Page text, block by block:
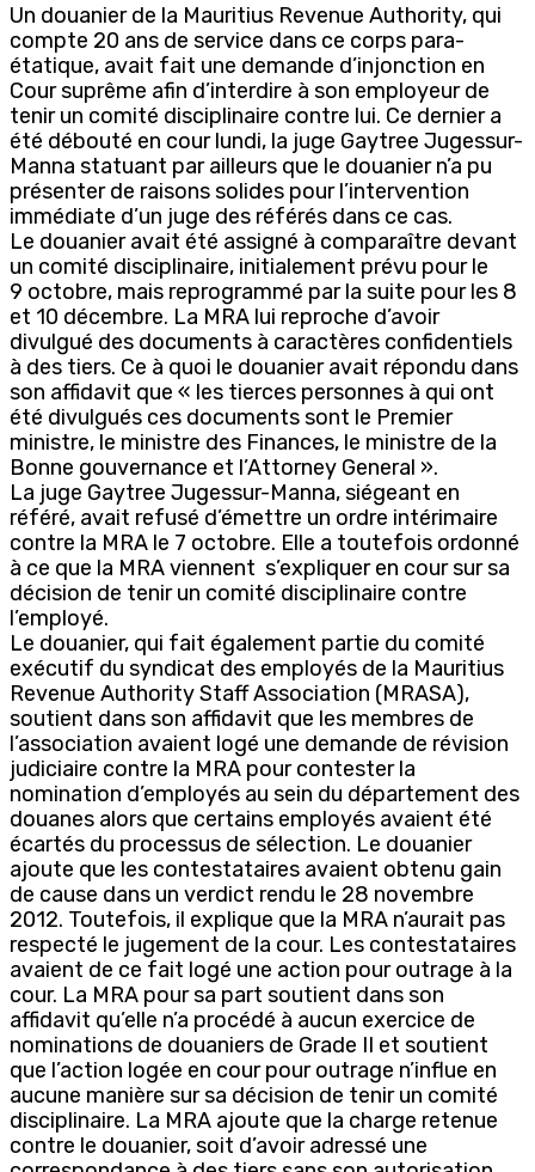
Un douanier de la Mauritius Revenue Authority, qui
compte 20 ans de service dans ce corps para-
étatique, avait fait une demande d’injonction en
Cour suprême afin d’interdire à son employeur de
tenir un comité disciplinaire contre lui. Ce dernier a
été débouté en cour lundi, la juge Gaytree Jugessur-
Manna statuant par ailleurs que le douanier n’a pu
présenter de raisons solides pour l’intervention
immédiate d’un juge des référés dans ce cas.
Le douanier avait été assigné à comparaître devant
un comité disciplinaire, initialement prévu pour le
9 octobre, mais reprogrammé par la suite pour les 8
et 10 décembre. La MRA lui reproche d’avoir
divulgué des documents à caractères confidentiels
à des tiers. Ce à quoi le douanier avait répondu dans
son affidavit que « les tierces personnes à qui ont
été divulgués ces documents sont le Premier
ministre, le ministre des Finances, le ministre de la
Bonne gouvernance et l’Attorney General ».
La juge Gaytree Jugessur-Manna, siégeant en
référé, avait refusé d’émettre un ordre intérimaire
contre la MRA le 7 octobre. Elle a toutefois ordonné
à ce que la MRA viennent s’expliquer en cour sur sa
décision de tenir un comité disciplinaire contre
l’employé.
Le douanier, qui fait également partie du comité
exécutif du syndicat des employés de la Mauritius
Revenue Authority Staff Association (MRASA),
soutient dans son affidavit que les membres de
l’association avaient logé une demande de révision
judiciaire contre la MRA pour contester la
nomination d’employés au sein du département des
douanes alors que certains employés avaient été
écartés du processus de sélection. Le douanier
ajoute que les contestataires avaient obtenu gain
de cause dans un verdict rendu le 28 novembre
2012. Toutefois, il explique que la MRA n’aurait pas
respecté le jugement de la cour. Les contestataires
avaient de ce fait logé une action pour outrage à la
cour. La MRA pour sa part soutient dans son
affidavit qu’elle n’a procédé à aucun exercice de
nominations de douaniers de Grade II et soutient
que l’action logée en cour pour outrage n’influe en
aucune manière sur sa décision de tenir un comité
disciplinaire. La MRA ajoute que la charge retenue
contre le douanier, soit d’avoir adressé une